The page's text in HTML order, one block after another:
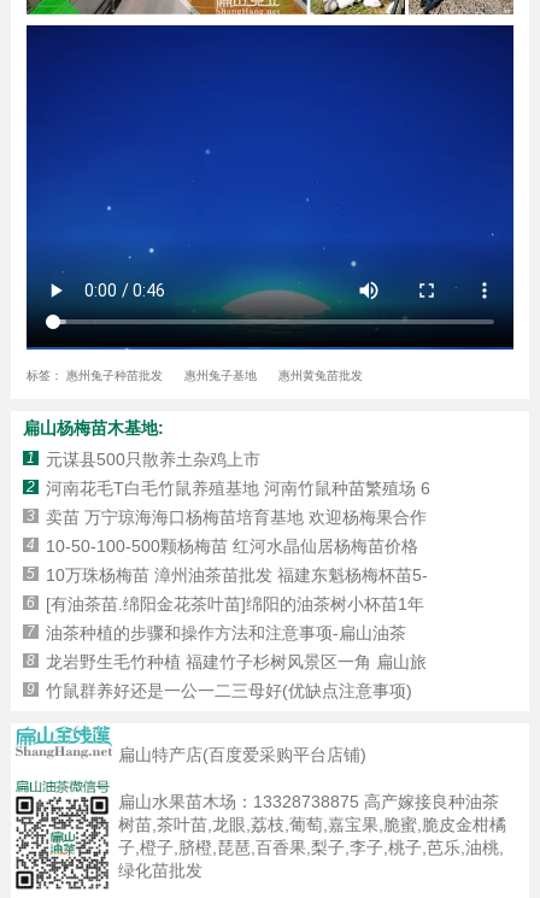
标签： 惠州兔子种苗批发 惠州兔子基地 惠州黄兔苗批发
扁山杨梅苗木基地:
1 元谋县500只散养土杂鸡上市
2 河南花毛T白毛竹鼠养殖基地 河南竹鼠种苗繁殖场 6
3 卖苗 万宁琼海海口杨梅苗培育基地 欢迎杨梅果合作
4 10-50-100-500颗杨梅苗 红河水晶仙居杨梅苗价格
5 10万珠杨梅苗 漳州油茶苗批发 福建东魁杨梅杯苗5-
6 [有油茶苗.绵阳金花茶叶苗]绵阳的油茶树小杯苗1年
7 油茶种植的步骤和操作方法和注意事项-扁山油茶
8 龙岩野生毛竹种植 福建竹子杉树风景区一角 扁山旅
9 竹鼠群养好还是一公一二三母好(优缺点注意事项)
扁山特产店(百度爱采购平台店铺)
扁山水果苗木场： 13328738875 高产嫁接良种油茶
树苗,茶叶苗,龙眼,荔枝,葡萄,嘉宝果,脆蜜,脆皮金柑橘
子,橙子,脐橙,琵琶,百香果,梨子,李子,桃子,芭乐,油桃,
绿化苗批发